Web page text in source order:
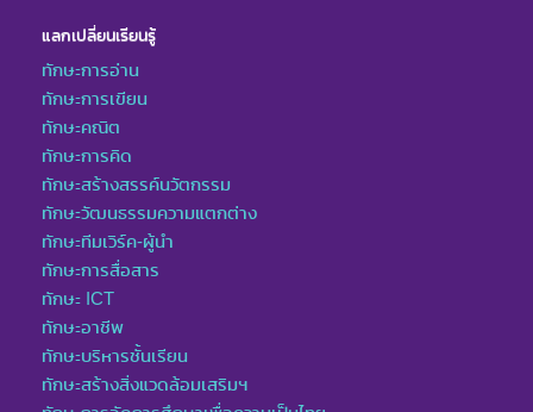
แลกเปลี่ยนเรียนรู้
ทักษะการอ่าน
ทักษะการเขียน
ทักษะคณิต
ทักษะการคิด
ทักษะสร้างสรรค์นวัตกรรม
ทักษะวัฒนธรรมความแตกต่าง
ทักษะทีมเวิร์ค-ผู้นำ
ทักษะการสื่อสาร
ทักษะ ICT
ทักษะอาชีพ
ทักษะบริหารชั้นเรียน
ทักษะสร้างสิ่งแวดล้อมเสริมฯ